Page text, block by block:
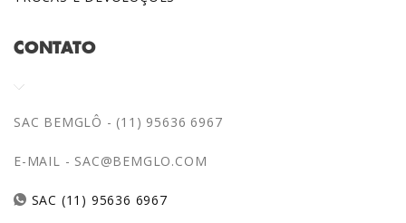
CONTATO
SAC BEMGLÔ - (11) 95636 6967
E-MAIL - SAC@BEMGLO.COM
SAC (11) 95636 6967